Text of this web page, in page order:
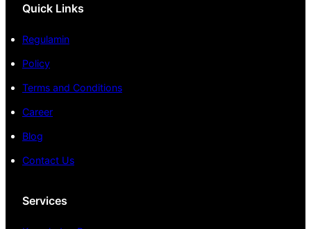
Quick Links
Regulamin
Policy
Terms and Conditions
Career
Blog
Contact Us
Services